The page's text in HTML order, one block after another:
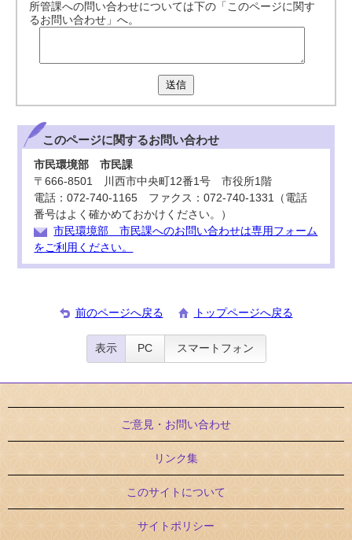
所管課への問い合わせについては下の「このページに関す
るお問い合わせ」へ。
送信
このページに関するお問い合わせ
市民環境部 市民課
〒666-8501 川西市中央町12番1号 市役所1階
電話：072-740-1165 ファクス：072-740-1331（電話
番号はよく確かめておかけください。）
市民環境部 市民課へのお問い合わせは専用フォーム
をご利用ください。
前のページへ戻る トップページへ戻る
表示 PC スマートフォン
ご意見・お問い合わせ
リンク集
このサイトについて
サイトポリシー